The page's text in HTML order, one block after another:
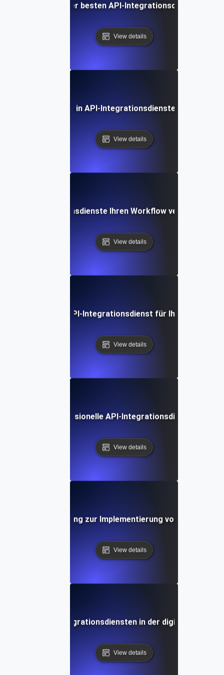
Vergleich der besten API-Integrationsdienstleister
View details
Zukünftige Trends in API-Integrationsdiensten und
View details
Wie API-Integrationsdienste Ihren Workflow vereinfachen
View details
den richtigen API-Integrationsdienst für Ihre
View details
Wie man professionelle API-Integrationsdienste
View details
Schritt-Anleitung zur Implementierung von API-
View details
Rolle von API-Integrationsdiensten in der digitalen
View details